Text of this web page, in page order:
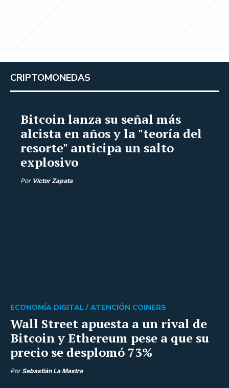
CRIPTOMONEDAS
Bitcoin lanza su señal más
alcista en años y la "teoría del
resorte" anticipa un salto
explosivo
Por Víctor Zapata
Wall Street apuesta a un rival de
Bitcoin y Ethereum pese a que su
precio se desplomó 73%
ECONOMÍA DIGITAL / ATENCIÓN COINERS
Por Sebastián La Mastra